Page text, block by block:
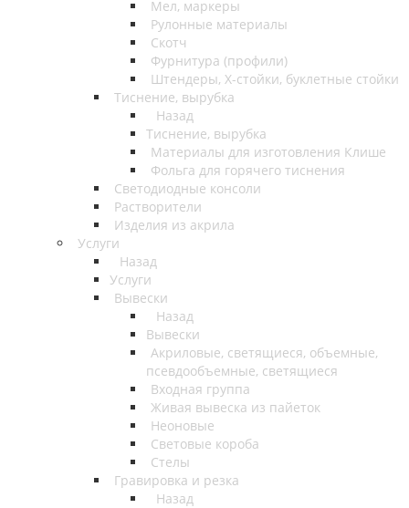
Мел, маркеры
Рулонные материалы
Скотч
Фурнитура (профили)
Штендеры, Х-стойки, буклетные стойки
Тиснение, вырубка
Назад
Тиснение, вырубка
Материалы для изготовления Клише
Фольга для горячего тиснения
Светодиодные консоли
Растворители
Изделия из акрила
Услуги
Назад
Услуги
Вывески
Назад
Вывески
Акриловые, светящиеся, объемные,
псевдообъемные, светящиеся
Входная группа
Живая вывеска из пайеток
Неоновые
Световые короба
Стелы
Гравировка и резка
Назад